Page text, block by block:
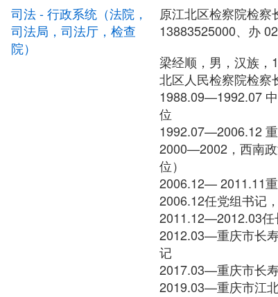
司法 - 行政系统（法院，
司法局，司法厅，检查
院）
原江北区检察院检察
13883525000、办
梁经顺，男，汉族，
北区人民检察院检察
1988.09—1992.07
位
1992.07—2006.12
2000—2002，西南
位）
2006.12— 2011.11
2006.12任党组书记
2011.12—2012.03任
2012.03—重庆市长
记
2017.03—重庆市长
2019.03—重庆市江